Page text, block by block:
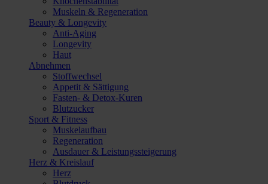
Muskeln & Regeneration
Beauty & Longevity
Anti-Aging
Longevity
Haut
Abnehmen
Stoffwechsel
Appetit & Sättigung
Fasten- & Detox-Kuren
Blutzucker
Sport & Fitness
Muskelaufbau
Regeneration
Ausdauer & Leistungssteigerung
Herz & Kreislauf
Herz